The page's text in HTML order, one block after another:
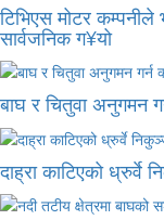
टिभिएस मोटर कम्पनीले
सार्वजनिक ग¥यो
बाघ र चितुवा अनुगमन
दाह्रा काटिएको